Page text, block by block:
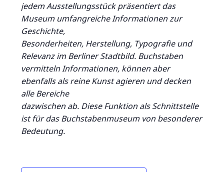
jedem Ausstellungsstück präsentiert das
Museum umfangreiche Informationen zur
Geschichte,
Besonderheiten, Herstellung, Typografie und
Relevanz im Berliner Stadtbild. Buchstaben
vermitteln Informationen, können aber
ebenfalls als reine Kunst agieren und decken
alle Bereiche
dazwischen ab. Diese Funktion als Schnittstelle
ist für das Buchstabenmuseum von besonderer
Bedeutung.